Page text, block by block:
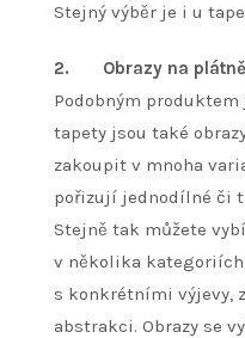
Stejný výběr je i u
2. Obrazy na plátně
Podobným
tapety jsou také
zakoupit v mnoha
pořizují jednodílné či
Stejně tak můžete
v několika
s konkrétními výjevy,
abstrakci. Obrazy se